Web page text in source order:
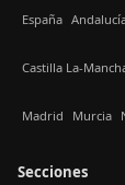
España
Castilla La-
Madrid Murcia
Secciones